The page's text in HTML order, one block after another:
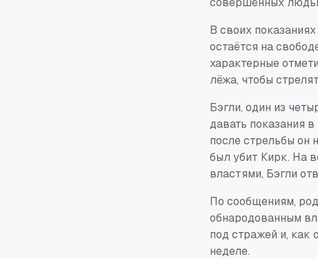
В своих
остаётся на
характерные
лёжа, чтобы
Бэгли, один из
давать показания
после стрельбы он
был убит Кирк. На
властями, Бэгли
По сообщениям,
обнародованным
под стражей и, как
неделе.